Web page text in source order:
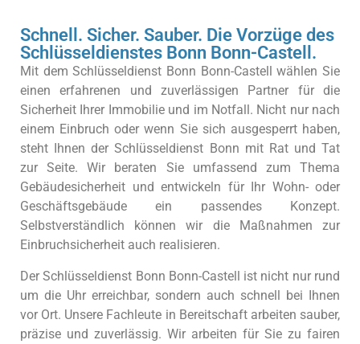
Schnell. Sicher. Sauber. Die Vorzüge des
Schlüsseldienstes Bonn Bonn-Castell.
Mit dem Schlüsseldienst Bonn Bonn-Castell wählen Sie
einen erfahrenen und zuverlässigen Partner für die
Sicherheit Ihrer Immobilie und im Notfall. Nicht nur nach
einem Einbruch oder wenn Sie sich ausgesperrt haben,
steht Ihnen der Schlüsseldienst Bonn mit Rat und Tat
zur Seite. Wir beraten Sie umfassend zum Thema
Gebäudesicherheit und entwickeln für Ihr Wohn- oder
Geschäftsgebäude ein passendes Konzept.
Selbstverständlich können wir die Maßnahmen zur
Einbruchsicherheit auch realisieren.
Der Schlüsseldienst Bonn Bonn-Castell ist nicht nur rund
um die Uhr erreichbar, sondern auch schnell bei Ihnen
vor Ort. Unsere Fachleute in Bereitschaft arbeiten sauber,
präzise und zuverlässig. Wir arbeiten für Sie zu fairen